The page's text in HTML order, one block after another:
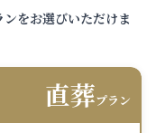
をお選びいただけま
直葬プラン